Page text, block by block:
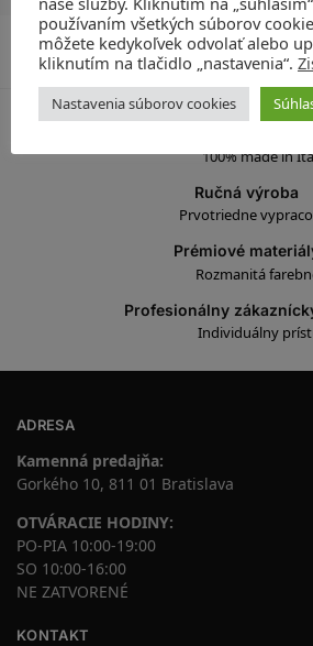
Katalógové číslo:
Kategórie: Ponuka produktov,
Značka: Krémová
100% made in
Ručná výroba
Prvotriedne
Prémiové
Rozmanitá
Profesionálny
Individuálny
ADRESA
Kamenná predajňa:
Gorkého 10, 811 01 Bratislava
OTVÁRACIE HODINY:
PO-PIA 10:00-19:00
SO 10:00-16:00
NE ZATVORENÉ
KONTAKT
používaním všetkých súborov
môžete kedykoľvek odvolať alebo
kliknutím na tlačidlo „nastavenia“.
Nastavenia súborov cookies